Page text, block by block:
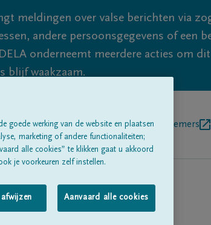
meldingen over valse berichten via
andere persoonsgegevens of een
onderneemt meerdere acties om
blijf waakzaam.
rouwberichtenOver onsBegrafenisondernemers
goede werking van de website en plaatsen
marketing of andere functionaliteiten;
alle cookies” te klikken gaat u akkoord
je voorkeuren zelf instellen.
Aanvaard alle cookies